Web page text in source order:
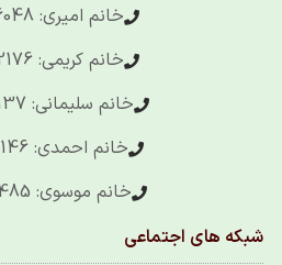
خانم امیری: 09192146048
خانم کریمی: 09194052176
خانم سلیمانی: 09192402137
خانم احمدی: 09192507146
خانم موسوی: 09192075485
شبکه های اجتماعی